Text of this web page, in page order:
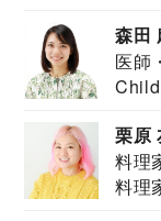
森田
医師
栗原
料理
料理